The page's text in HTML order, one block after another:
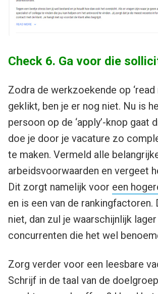
Check 6. Ga voor die
Zodra de werkzoekende op ‘read
geklikt, ben je er nog niet. Nu is
persoon op de ‘apply’-knop gaat
doe je door je vacature zo
te maken. Vermeld alle
arbeidsvoorwaarden en vergeet
Dit zorgt namelijk voor een
en is een van de rankingfactoren.
niet, dan zul je waarschijnlijk
concurrenten die het wel
Zorg verder voor een leesbare
Schrijf in de taal van de